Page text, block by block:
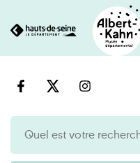
au
Cookies et traceurs utilisés